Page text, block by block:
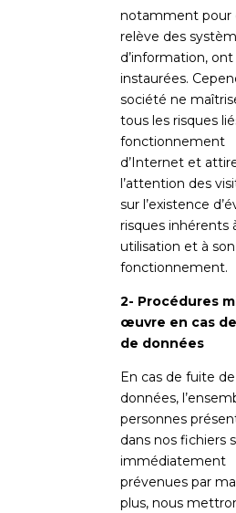
notamment pour
relève des
d’information,
instaurées.
société ne
tous les risques
fonctionnement
d’Internet et
l’attention des
sur l’existence
risques inhérents
utilisation et à son
fonctionnement.
2- Procédures
œuvre en cas
de données
En cas de fuite de
données,
personnes
dans nos fichiers
immédiatement
prévenues par
plus, nous